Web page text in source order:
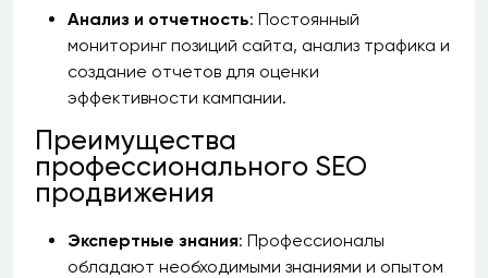
Анализ и отчетность: Постоянный
мониторинг позиций сайта, анализ трафика и
создание отчетов для оценки
эффективности кампании.
Преимущества
профессионального SEO
продвижения
Экспертные знания: Профессионалы
обладают необходимыми знаниями и опытом